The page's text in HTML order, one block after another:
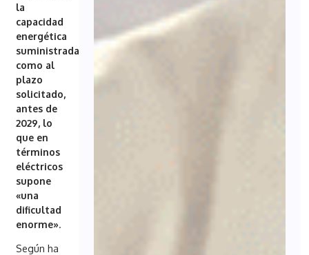
la
capacidad
energética
suministrada
como al
plazo
solicitado,
antes de
2029, lo
que en
términos
eléctricos
supone
«una
dificultad
enorme».
Según ha